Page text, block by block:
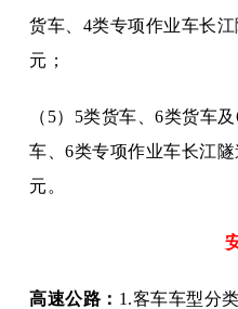
货车、4类专项作业车长
元；
（ 5）5类货车、6类货车
车、6类专项作业车长江
元。
高速公路： 1.客车车型分